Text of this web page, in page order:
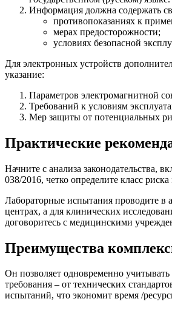
Информация должна содержать
противопоказаниях к
мерах предосторожности;
условиях безопасной
Для электронных устройств
указание:
Параметров электромагнитной
Требований к условиям
Мер защиты от потенциальных
Практические
Начните с анализа законодательства,
038/2016, четко определите класс
Лабораторные испытания проводите в
центрах, а для клинических
договоритесь с медицинскими
Преимущества
Он позволяет одновременно
требования – от технических
испытаний, что экономит время /